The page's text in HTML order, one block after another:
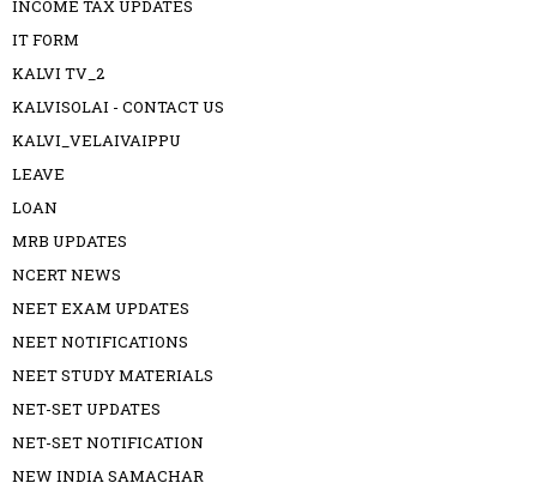
INCOME TAX UPDATES
IT FORM
KALVI TV_2
KALVISOLAI - CONTACT US
KALVI_VELAIVAIPPU
LEAVE
LOAN
MRB UPDATES
NCERT NEWS
NEET EXAM UPDATES
NEET NOTIFICATIONS
NEET STUDY MATERIALS
NET-SET UPDATES
NET-SET NOTIFICATION
NEW INDIA SAMACHAR